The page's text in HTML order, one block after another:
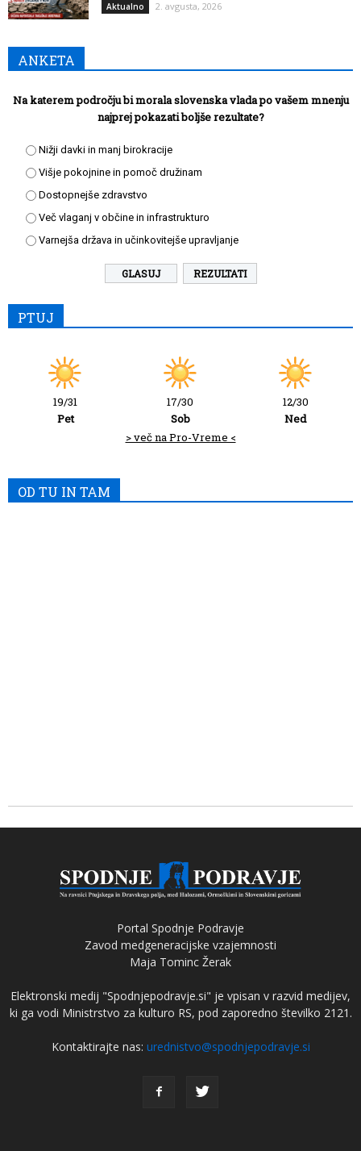
Aktualno 2. avgusta, 2026
ANKETA
Na katerem področju bi morala slovenska vlada po vašem mnenju
najprej pokazati boljše rezultate?
Nižji davki in manj birokracije
Višje pokojnine in pomoč družinam
Dostopnejše zdravstvo
Več vlaganj v občine in infrastrukturo
Varnejša država in učinkovitejše upravljanje
REZULTATI
PTUJ
19/31
Pet
17/30
Sob
12/30
Ned
> več na Pro-Vreme <
OD TU IN TAM
Portal Spodnje Podravje
Zavod medgeneracijske vzajemnosti
Maja Tominc Žerak
Elektronski medij "Spodnjepodravje.si" je vpisan v razvid medijev,
ki ga vodi Ministrstvo za kulturo RS, pod zaporedno številko 2121.
Kontaktirajte nas: urednistvo@spodnjepodravje.si